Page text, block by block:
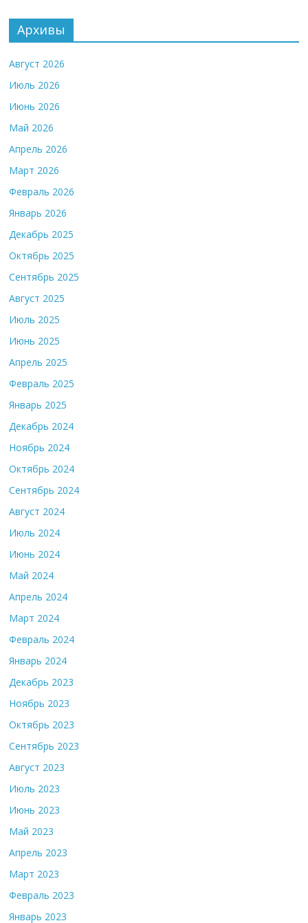
Архивы
Август 2026
Июль 2026
Июнь 2026
Май 2026
Апрель 2026
Март 2026
Февраль 2026
Январь 2026
Декабрь 2025
Октябрь 2025
Сентябрь 2025
Август 2025
Июль 2025
Июнь 2025
Апрель 2025
Февраль 2025
Январь 2025
Декабрь 2024
Ноябрь 2024
Октябрь 2024
Сентябрь 2024
Август 2024
Июль 2024
Июнь 2024
Май 2024
Апрель 2024
Март 2024
Февраль 2024
Январь 2024
Декабрь 2023
Ноябрь 2023
Октябрь 2023
Сентябрь 2023
Август 2023
Июль 2023
Июнь 2023
Май 2023
Апрель 2023
Март 2023
Февраль 2023
Январь 2023